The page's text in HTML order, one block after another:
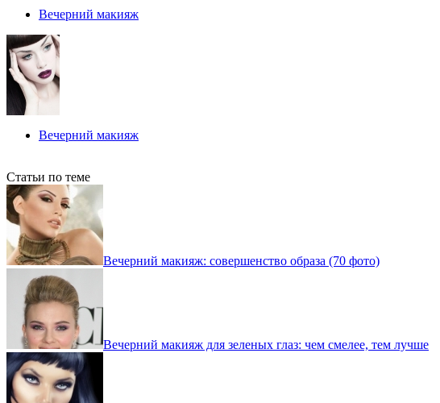
Вечерний макияж
Вечерний макияж
Статьи по теме
Вечерний макияж: совершенство образа (70 фото)
Вечерний макияж для зеленых глаз: чем смелее, тем лучше